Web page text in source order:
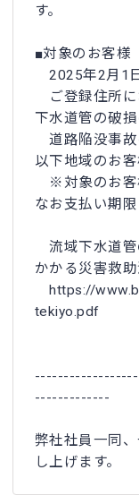
す。
■対象のお客様
2025年2月1
ご登録住所に
下水道管の破
道路陥没事故
以下地域のお客
※対象のお客
なお支払い期
流域下水道管
かかる災害救
https://
tekiyo.pdf
-------------
弊社社員一同
し上げます。